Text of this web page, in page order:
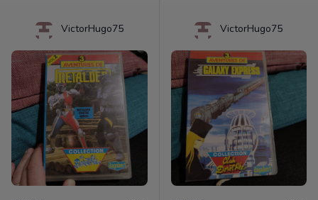
VictorHugo75 VictorHugo75